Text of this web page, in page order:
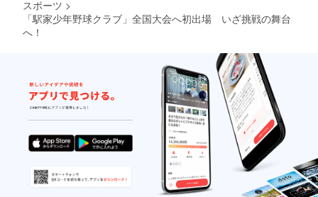
スポーツ >
「駅家少年野球クラブ」全国大会へ初出場 いざ挑戦の舞台
へ！